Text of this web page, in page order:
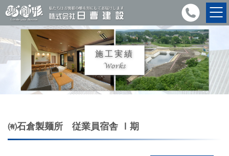
施工実績
Works
㈲石倉製麺所 従業員宿舎 Ⅰ期